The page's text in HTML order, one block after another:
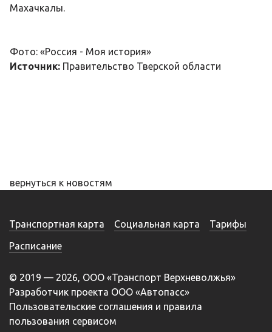
Махачкалы.
Фото: «Россия - Моя история»
Источник: Правительство Тверской области
вернуться к новостям
Транспортная карта Социальная карта
Тарифы
Расписание
© 2019 — 2026, ООО «Транспорт Верхневолжья»
Разработчик проекта ООО «Автопасс»
Пользовательские соглашения и правила
пользования сервисом